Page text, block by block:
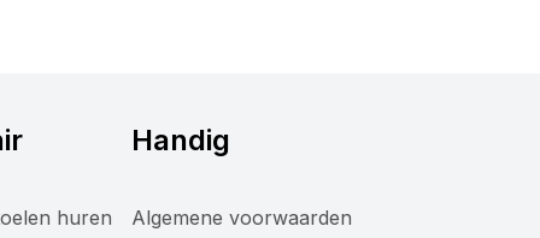
huren
Handig
Algemene voorwaarden